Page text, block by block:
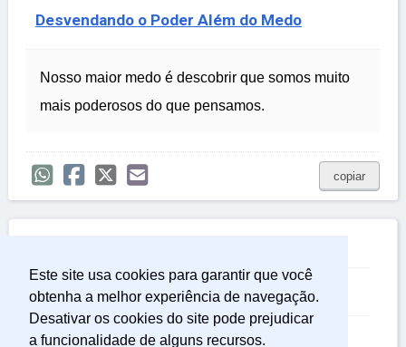
Este site usa cookies para garantir que você
obtenha a melhor experiência de navegação.
Desativar os cookies do site pode prejudicar
a funcionalidade de alguns recursos.
Desvendando o Poder Além do Medo
Nosso maior medo é descobrir que somos muito
mais poderosos do que pensamos.
copiar
Frases Interessantes
Frases Perfeitas